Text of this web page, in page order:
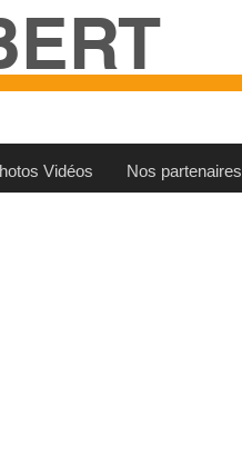
Vidéos Nos partenaires